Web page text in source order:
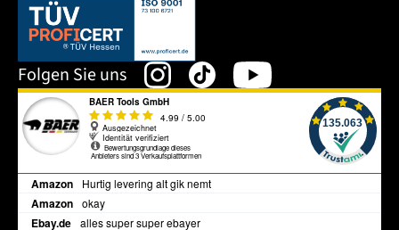
Dieser Link öffnet sich in einem neuen Tab.
Folgen Sie uns